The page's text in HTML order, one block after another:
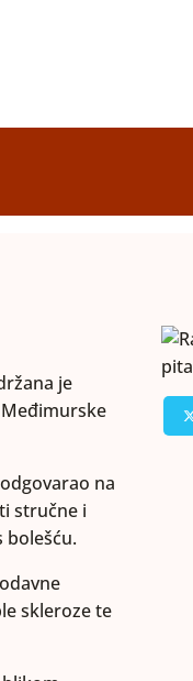
je
na
stručne i
bolešću.
skleroze te